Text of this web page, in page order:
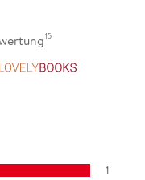
an ein
der Universität Buenos
15
1